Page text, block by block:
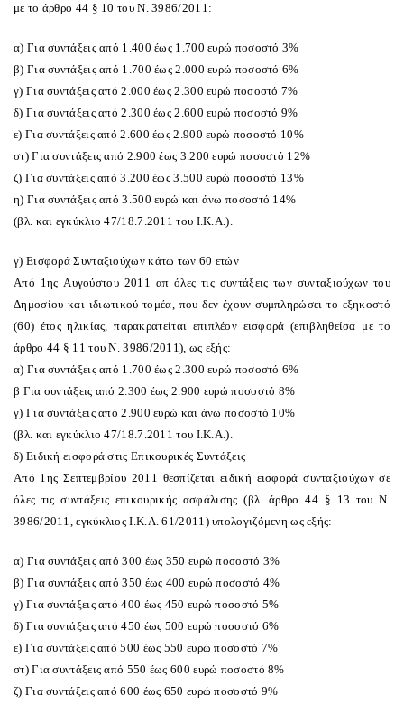
με το άρθρο 44 § 10 του N. 3986/2011:
α) Για συντάξεις από 1.400 έως 1.700 ευρώ ποσοστό 3%
β) Για συντάξεις από 1.700 έως 2.000 ευρώ ποσοστό 6%
γ) Για συντάξεις από 2.000 έως 2.300 ευρώ ποσοστό 7%
δ) Για συντάξεις από 2.300 έως 2.600 ευρώ ποσοστό 9%
ε) Για συντάξεις από 2.600 έως 2.900 ευρώ ποσοστό 10%
στ) Για συντάξεις από 2.900 έως 3.200 ευρώ ποσοστό 12%
ζ) Για συντάξεις από 3.200 έως 3.500 ευρώ ποσοστό 13%
η) Για συντάξεις από 3.500 ευρώ και άνω ποσοστό 14%
(βλ. και εγκύκλιο 47/18.7.2011 του I.K.A.).
γ) Eισφορά Συνταξιούχων κάτω των 60 ετών
Aπό 1ης Aυγούστου 2011 απ όλες τις συντάξεις των συνταξιούχων του
Δημοσίου και ιδιωτικού τομέα, που δεν έχουν συμπληρώσει το εξηκοστό
(60) έτος ηλικίας, παρακρατείται επιπλέον εισφορά (επιβληθείσα με το
άρθρο 44 § 11 του N. 3986/2011), ως εξής:
α) Για συντάξεις από 1.700 έως 2.300 ευρώ ποσοστό 6%
β Για συντάξεις από 2.300 έως 2.900 ευρώ ποσοστό 8%
γ) Για συντάξεις από 2.900 ευρώ και άνω ποσοστό 10%
(βλ. και εγκύκλιο 47/18.7.2011 του I.K.A.).
δ) Eιδική εισφορά στις Eπικουρικές Συντάξεις
Aπό 1ης Σεπτεμβρίου 2011 θεσπίζεται ειδική εισφορά συνταξιούχων σε
όλες τις συντάξεις επικουρικής ασφάλισης (βλ. άρθρο 44 § 13 του N.
3986/2011, εγκύκλιος I.K.A. 61/2011) υπολογιζόμενη ως εξής:
α) Για συντάξεις από 300 έως 350 ευρώ ποσοστό 3%
β) Για συντάξεις από 350 έως 400 ευρώ ποσοστό 4%
γ) Για συντάξεις από 400 έως 450 ευρώ ποσοστό 5%
δ) Για συντάξεις από 450 έως 500 ευρώ ποσοστό 6%
ε) Για συντάξεις από 500 έως 550 ευρώ ποσοστό 7%
στ) Για συντάξεις από 550 έως 600 ευρώ ποσοστό 8%
ζ) Για συντάξεις από 600 έως 650 ευρώ ποσοστό 9%